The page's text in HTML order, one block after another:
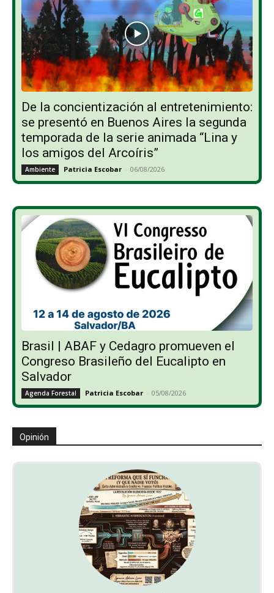
De la concientización al entretenimiento:
se presentó en Buenos Aires la segunda
temporada de la serie animada “Lina y
los amigos del Arcoíris”
Ambiente Patricia Escobar - 06/08/2026
Brasil | ABAF y Cedagro promueven el
Congreso Brasileño del Eucalipto en
Salvador
Agenda Forestal Patricia Escobar - 05/08/2026
Opinión